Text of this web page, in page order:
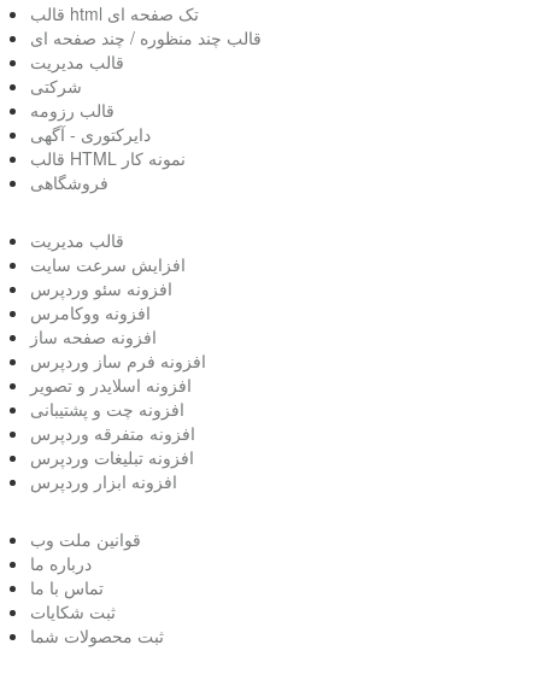
قالب html تک صفحه ای
قالب چند منظوره / چند صفحه ای
قالب مدیریت
شرکتی
قالب رزومه
دایرکتوری - آگهی
قالب HTML نمونه کار
فروشگاهی
قالب مدیریت
افزایش سرعت سایت
افزونه سئو وردپرس
افزونه ووکامرس
افزونه صفحه ساز
افزونه فرم ساز وردپرس
افزونه اسلایدر و تصویر
افزونه چت و پشتیبانی
افزونه متفرقه وردپرس
افزونه تبلیغات وردپرس
افزونه ابزار وردپرس
قوانین ملت وب
درباره ما
تماس با ما
ثبت شکایات
ثبت محصولات شما